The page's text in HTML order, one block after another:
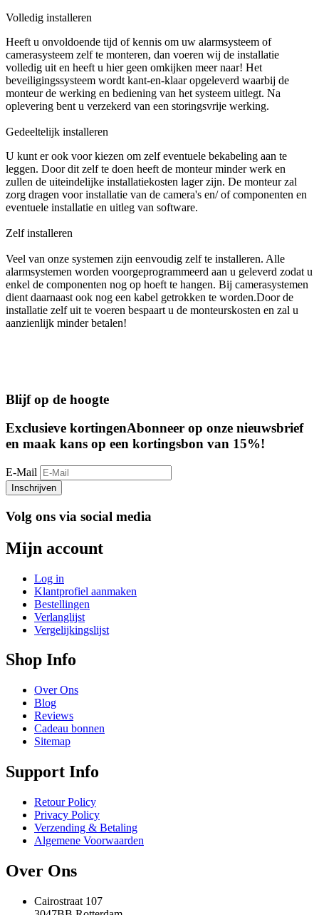
Volledig installeren
Heeft u onvoldoende tijd of kennis om uw alarmsysteem of
camerasysteem zelf te monteren, dan voeren wij de installatie
volledig uit en heeft u hier geen omkijken meer naar! Het
beveiligingssysteem wordt kant-en-klaar opgeleverd waarbij de
monteur de werking en bediening van het systeem uitlegt. Na
oplevering bent u verzekerd van een storingsvrije werking.
Gedeeltelijk installeren
U kunt er ook voor kiezen om zelf eventuele bekabeling aan te
leggen. Door dit zelf te doen heeft de monteur minder werk en
zullen de uiteindelijke installatiekosten lager zijn. De monteur zal
zorg dragen voor installatie van de camera's en/ of componenten en
eventuele installatie en uitleg van software.
Zelf installeren
Veel van onze systemen zijn eenvoudig zelf te installeren. Alle
alarmsystemen worden voorgeprogrammeerd aan u geleverd zodat u
enkel de componenten nog op hoeft te hangen. Bij camerasystemen
dient daarnaast ook nog een kabel getrokken te worden.Door de
installatie zelf uit te voeren bespaart u de monteurskosten en zal u
aanzienlijk minder betalen!
Blijf op de hoogte
Exclusieve kortingenAbonneer op onze nieuwsbrief
en maak kans op een kortingsbon van 15%!
E-Mail
Inschrijven
Volg ons via social media
Mijn account
Log in
Klantprofiel aanmaken
Bestellingen
Verlanglijst
Vergelijkingslijst
Shop Info
Over Ons
Blog
Reviews
Cadeau bonnen
Sitemap
Support Info
Retour Policy
Privacy Policy
Verzending & Betaling
Algemene Voorwaarden
Over Ons
Cairostraat 107